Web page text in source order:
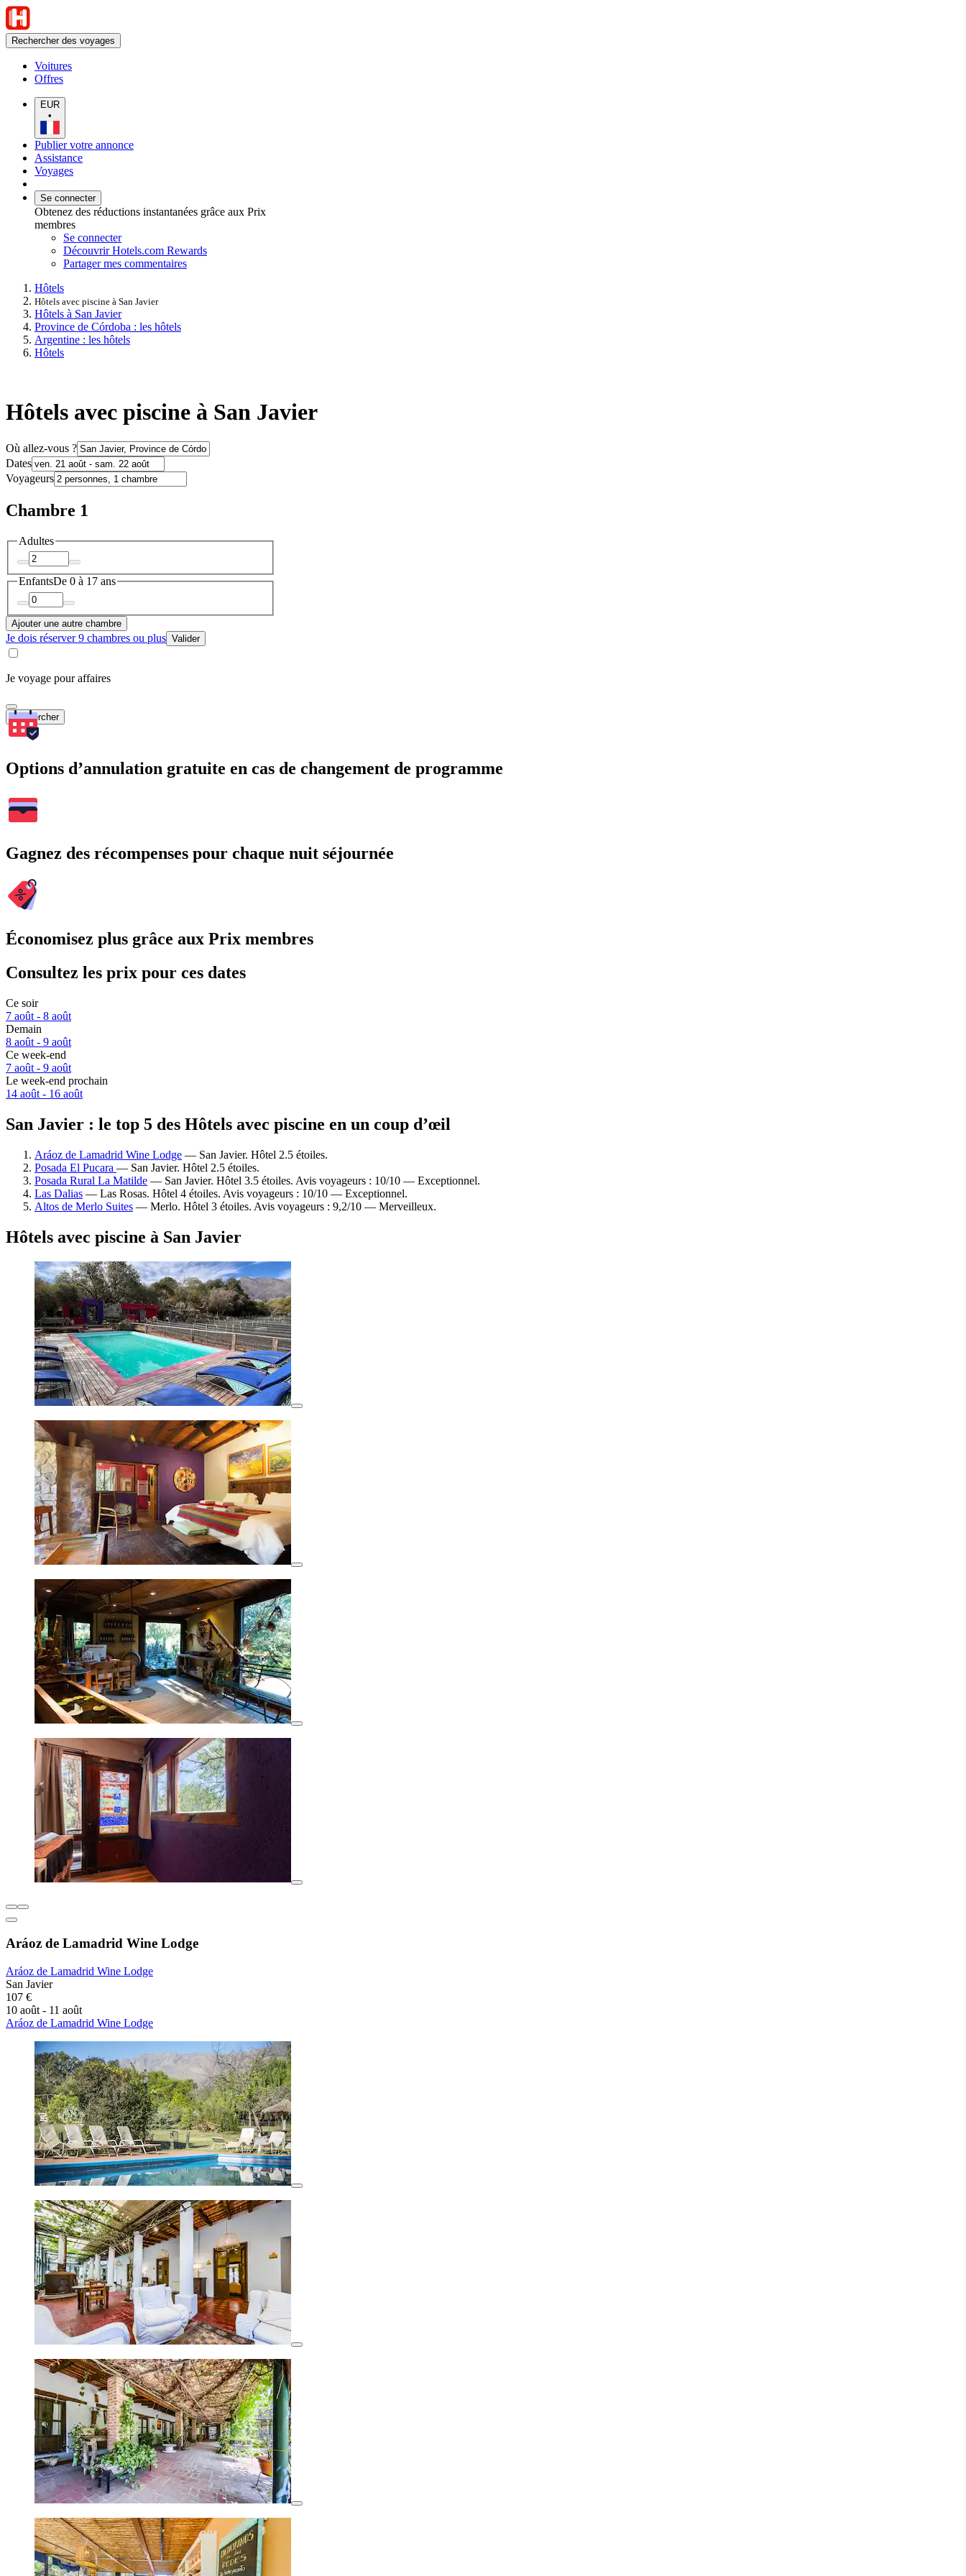
Rechercher des voyages
Voitures
Offres
EUR
•
Publier votre annonce
Assistance
Voyages
Se connecter
Obtenez des réductions instantanées grâce aux Prix
membres
Se connecter
Découvrir Hotels.com Rewards
Partager mes commentaires
Hôtels
Hôtels avec piscine à San Javier
Hôtels à San Javier
Province de Córdoba : les hôtels
Argentine : les hôtels
Hôtels
Hôtels avec piscine à San Javier
Où allez-vous ?
Dates
Voyageurs
Chambre 1
Adultes
EnfantsDe 0 à 17 ans
Ajouter une autre chambre
Je dois réserver 9 chambres ou plus Valider
Je voyage pour affaires
Rechercher
Options d’annulation gratuite en cas de changement de programme
Gagnez des récompenses pour chaque nuit séjournée
Économisez plus grâce aux Prix membres
Consultez les prix pour ces dates
Ce soir
7 août - 8 août
Demain
8 août - 9 août
Ce week-end
7 août - 9 août
Le week-end prochain
14 août - 16 août
San Javier : le top 5 des Hôtels avec piscine en un coup d’œil
Aráoz de Lamadrid Wine Lodge — San Javier. Hôtel 2.5 étoiles.
Posada El Pucara — San Javier. Hôtel 2.5 étoiles.
Posada Rural La Matilde — San Javier. Hôtel 3.5 étoiles. Avis voyageurs : 10/10 — Exceptionnel.
Las Dalias — Las Rosas. Hôtel 4 étoiles. Avis voyageurs : 10/10 — Exceptionnel.
Altos de Merlo Suites — Merlo. Hôtel 3 étoiles. Avis voyageurs : 9,2/10 — Merveilleux.
Hôtels avec piscine à San Javier
Aráoz de Lamadrid Wine Lodge
Aráoz de Lamadrid Wine Lodge
San Javier
107 €
10 août - 11 août
Aráoz de Lamadrid Wine Lodge